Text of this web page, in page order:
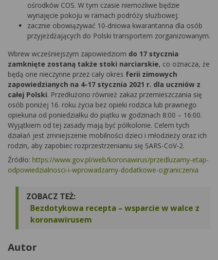
ośrodków COS. W tym czasie niemożliwe będzie
wynajęcie pokoju w ramach podróży służbowej;
zacznie obowiązywać 10-dniowa kwarantanna dla osób
przyjeżdżających do Polski transportem zorganizowanym.
Wbrew wcześniejszym zapowiedziom do 17 stycznia
zamknięte zostaną także stoki narciarskie, co oznacza, że
będą one nieczynne przez cały okres ferii zimowych
zapowiedzianych na 4-17 stycznia 2021 r. dla uczniów z
całej Polski. Przedłużono również zakaz przemieszczania się
osób poniżej 16. roku życia bez opieki rodzica lub prawnego
opiekuna od poniedziałku do piątku w godzinach 8:00 – 16:00.
Wyjątkiem od tej zasady mają być półkolonie. Celem tych
działań jest zmniejszenie mobilności dzieci i młodzieży oraz ich
rodzin, aby zapobiec rozprzestrzenianiu się SARS-CoV-2.
Źródło: https://www.gov.pl/web/koronawirus/przedluzamy-etap-
odpowiedzialnosci-i-wprowadzamy-dodatkowe-ograniczenia
ZOBACZ TEŻ:
Bezdotykowa recepta – wsparcie w walce z
koronawirusem
Autor